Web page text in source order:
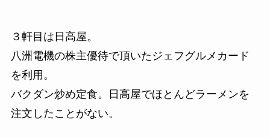
３軒目は日高屋。
八洲電機の株主優待で頂いたジェフグルメカード
を利用。
バクダン炒め定食。日高屋でほとんどラーメンを
注文したことがない。